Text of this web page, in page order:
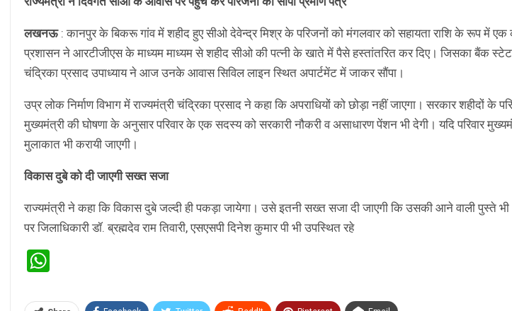
लखनऊ: कानपुर के बिकरू गांव में शहीद हुए सीओ देवेन्द्र मिश्र के परिजनों को मंगलवार को सहायता राशि के रूप में एक
प्रशासन ने आरटीजीएस के माध्यम माध्यम से शहीद सीओ की पत्नी के खाते में पैसे हस्तांतरित कर दिए। जिसका बैंक
चंद्रिका प्रसाद उपाध्याय ने आज उनके आवास सिविल लाइन स्थित अपार्टमेंट में जाकर सौंपा।
उप्र लोक निर्माण विभाग में राज्यमंत्री चंद्रिका प्रसाद ने कहा कि अपराधियों को छोड़ा नहीं जाएगा। सरकार शहीदों के
मुख्यमंत्री की घोषणा के अनुसार परिवार के एक सदस्य को सरकारी नौकरी व असाधारण पेंशन भी देगी। यदि परिवार
मुलाकात भी करायी जाएगी।
विकास दुबे को दी जाएगी सख्त सजा
राज्यमंत्री ने कहा कि विकास दुबे जल्दी ही पकड़ा जायेगा। उसे इतनी सख्त सजा दी जाएगी कि उसकी आने वाली पुस्ते
पर जिलाधिकारी डॉ. ब्रह्मदेव राम तिवारी, एसएसपी दिनेश कुमार पी भी उपस्थित रहे